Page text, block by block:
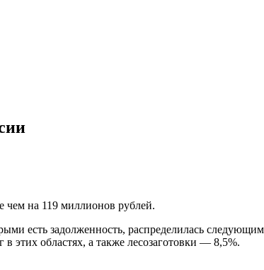
чем на 119 миллионов рублей.
есть задолженность, распределилась
в этих областях, а также лесозаготовки — 8,5%.